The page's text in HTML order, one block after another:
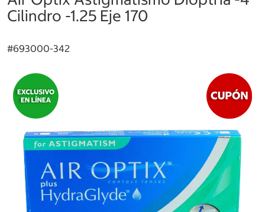
Cilindro -1.25 Eje 170
#693000-342